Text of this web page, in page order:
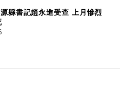
縣書記趙永進受查 上月慘烈